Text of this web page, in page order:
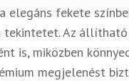
elegáns fekete
Az
is, miközben
megjelenést